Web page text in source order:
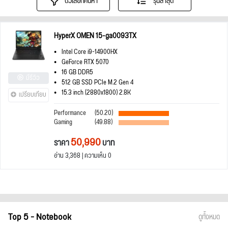
เปรียบเทียบ
HyperX OMEN 15-ga0093TX
Intel Core i9-14900HX
GeForce RTX 5070
16 GB DDR5
512 GB SSD PCIe M.2 Gen 4
15.3 inch (2880x1800) 2.8K
Performance
(50.20)
Gaming (49.88)
ราคา50,990บาท
อ่าน 3,368 | ความเห็น 0
Top 5 - Notebook ดูทั้งหมด